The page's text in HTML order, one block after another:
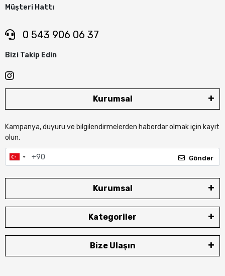
Müşteri Hattı
0 543 906 06 37
Bizi Takip Edin
Kurumsal
Kampanya, duyuru ve bilgilendirmelerden haberdar olmak için kayıt
olun.
Gönder
Kurumsal
Kategoriler
Bize Ulaşın